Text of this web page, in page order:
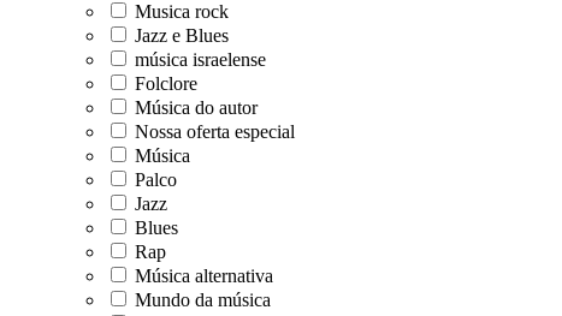
Musica rock
Jazz e Blues
música israelense
Folclore
Música do autor
Nossa oferta especial
Música
Palco
Jazz
Blues
Rap
Música alternativa
Mundo da música